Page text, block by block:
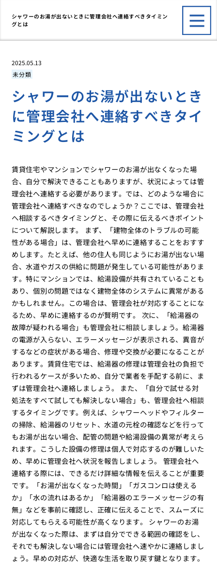
シャワーのお湯が出ないときに管理会社へ連絡すべきタイミン
グとは
2025.05.13
未分類
シャワーのお湯が出ないとき
に管理会社へ連絡すべきタイ
ミングとは
賃貸住宅やマンションでシャワーのお湯が出なくなった場
合、自分で解決できることもありますが、状況によっては管
理会社へ連絡する必要があります。では、どのような場合に
管理会社へ連絡すべきなのでしょうか？ここでは、管理会社
へ相談するべきタイミングと、その際に伝えるべきポイント
について解説します。 まず、「建物全体のトラブルの可能
性がある場合」は、管理会社へ早めに連絡することをおすす
めします。たとえば、他の住人も同じようにお湯が出ない場
合、水道やガスの供給に問題が発生している可能性がありま
す。特にマンションでは、給湯設備が共有されていることも
あり、個別の問題ではなく建物全体のシステムに異常がある
かもしれません。この場合は、管理会社が対応することにな
るため、早めに連絡するのが賢明です。 次に、「給湯器の
故障が疑われる場合」も管理会社に相談しましょう。給湯器
の電源が入らない、エラーメッセージが表示される、異音が
するなどの症状がある場合、修理や交換が必要になることが
あります。賃貸住宅では、給湯器の修理は管理会社の負担で
行われるケースが多いため、自分で業者を手配する前に、ま
ずは管理会社へ連絡しましょう。 また、「自分で試せる対
処法をすべて試しても解決しない場合」も、管理会社へ相談
するタイミングです。例えば、シャワーヘッドやフィルター
の掃除、給湯器のリセット、水道の元栓の確認などを行って
もお湯が出ない場合、配管の問題や給湯設備の異常が考えら
れます。こうした設備の修理は個人で対応するのが難しいた
め、早めに管理会社へ状況を報告しましょう。 管理会社へ
連絡する際には、できるだけ詳細な情報を伝えることが重要
です。「お湯が出なくなった時間」「ガスコンロは使える
か」「水の流れはあるか」「給湯器のエラーメッセージの有
無」などを事前に確認し、正確に伝えることで、スムーズに
対応してもらえる可能性が高くなります。 シャワーのお湯
が出なくなった際は、まずは自分でできる範囲の確認をし、
それでも解決しない場合には管理会社へ速やかに連絡しまし
ょう。早めの対応が、快適な生活を取り戻す鍵となります。